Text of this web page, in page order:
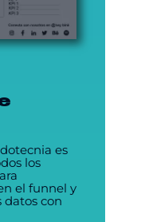
es
los
el funnel y
datos con